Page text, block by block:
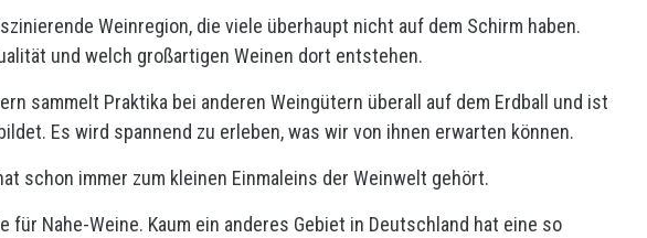
Weinregion, die viele überhaupt nicht auf dem Schirm haben.
und welch großartigen Weinen dort entstehen.
sammelt Praktika bei anderen Weingütern überall auf dem Erdball und ist
Es wird spannend zu erleben, was wir von ihnen erwarten können.
schon immer zum kleinen Einmaleins der Weinwelt gehört.
für Nahe-Weine. Kaum ein anderes Gebiet in Deutschland hat eine so